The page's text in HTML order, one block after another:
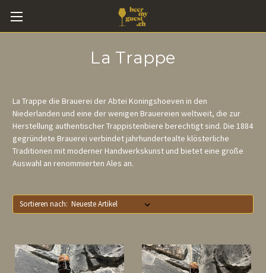
La Trappe
La Trappe die Brauerei der Abtei Koningshoeven in den
Niederlanden und eine der wenigen Brauereien weltweit, die zur
Herstellung authentischer Trappistenbiere berechtigt sind. Die 1884
gegründete Brauerei verbindet jahrhundertealte klösterliche
Traditionen mit moderner Handwerkskunst und bietet eine große
Auswahl an renommierten Ales an.
Sortieren nach: